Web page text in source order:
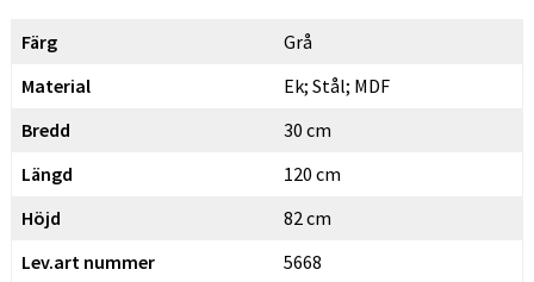
Färg
Grå
Material
Ek; Stål; MDF
Bredd
30 cm
Längd
120 cm
Höjd
82 cm
Lev.art nummer
5668